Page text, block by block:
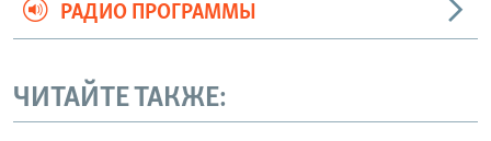
РАДИО ПРОГРАММЫ
ЧИТАЙТЕ ТАКЖЕ: